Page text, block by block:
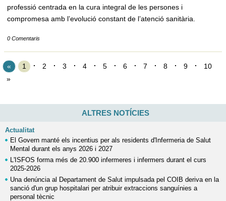
professió centrada en la cura integral de les persones i
compromesa amb l’evolució constant de l’atenció sanitària.
0 Comentaris
« 1 2 3 4 5 6 7 8 9
10
»
ALTRES NOTÍCIES
Actualitat
El Govern manté els incentius per als residents d'Infermeria de Salut
Mental durant els anys 2026 i 2027
L'ISFOS forma més de 20.900 infermeres i infermers durant el curs
2025-2026
Una denúncia al Departament de Salut impulsada pel COIB deriva en la
sanció d'un grup hospitalari per atribuir extraccions sanguínies a
personal tècnic